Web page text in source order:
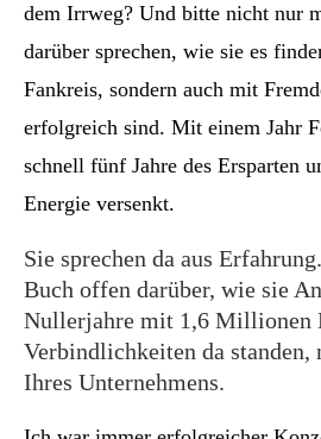
dem Irrweg? Und bitte nicht nur
darüber sprechen, wie sie es
Fankreis, sondern auch mit
erfolgreich sind. Mit einem Jahr
schnell fünf Jahre des Ersparten
Energie versenkt.
Sie sprechen da aus
Buch offen darüber, wie sie
Nullerjahre mit 1,6 Millionen
Verbindlichkeiten da standen,
Ihres Unternehmens.